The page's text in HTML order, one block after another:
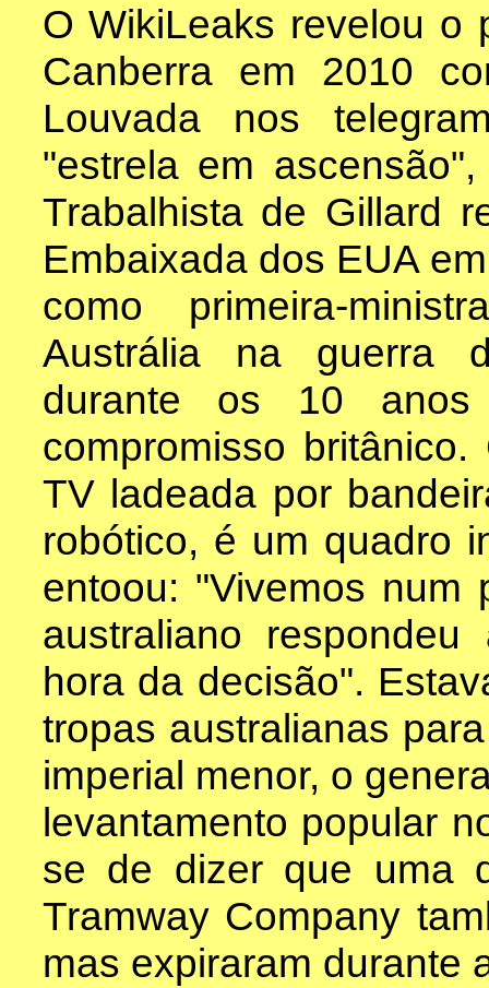
O WikiLeaks revelou o
Canberra em 2010
Louvada nos
"estrela em
Trabalhista de Gillard
Embaixada dos EUA
como primeira-
Austrália na guerra
durante os 10
compromisso
TV ladeada por
robótico, é um quadro
entoou: "Vivemos
australiano
hora da decisão".
tropas australianas
imperial menor, o
levantamento popular
se de dizer que uma
Tramway Company
mas expiraram durante